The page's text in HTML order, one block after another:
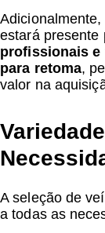
estará
profissionais e
para retoma,
valor na
A seleção de
a todas as